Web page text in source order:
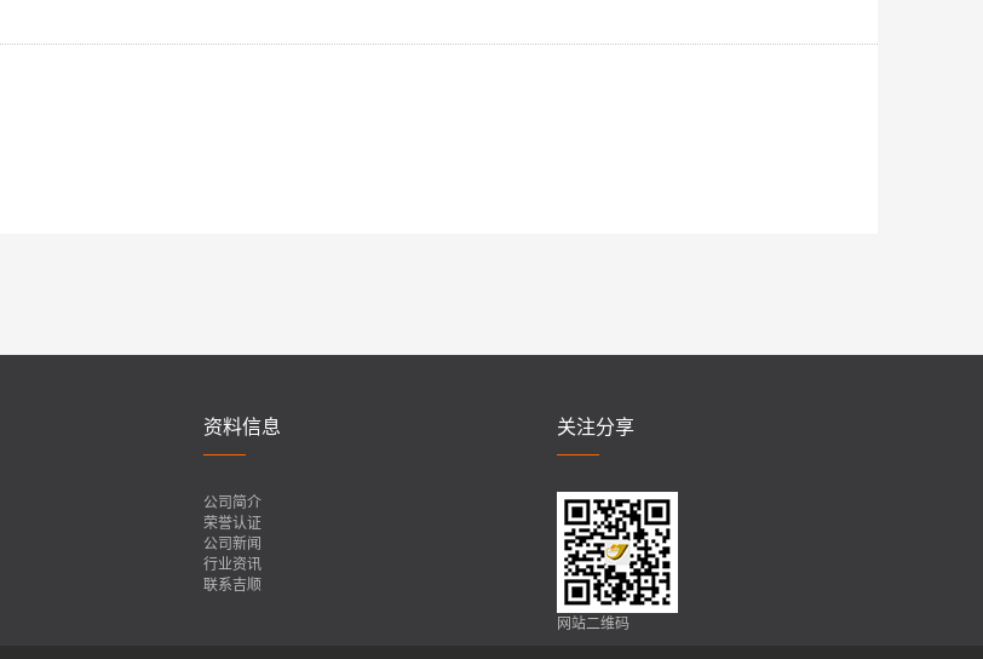
资料信息
公司简介
荣誉认证
公司新闻
行业资讯
联系吉顺
关注分享
网站二维码